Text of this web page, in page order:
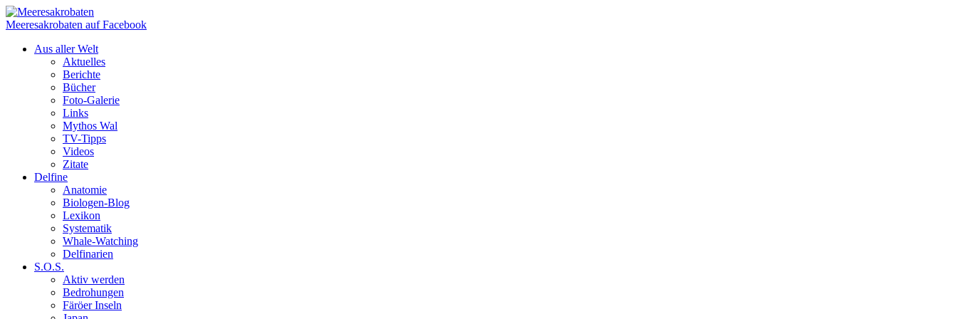
Meeresakrobaten auf Facebook
Aus aller Welt
Aktuelles
Berichte
Bücher
Foto-Galerie
Links
Mythos Wal
TV-Tipps
Videos
Zitate
Delfine
Anatomie
Biologen-Blog
Lexikon
Systematik
Whale-Watching
Delfinarien
S.O.S.
Aktiv werden
Bedrohungen
Färöer Inseln